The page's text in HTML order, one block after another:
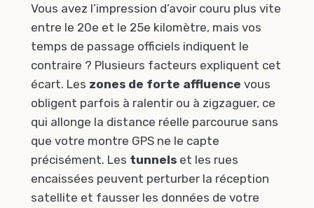
Vous avez l’impression d’avoir couru plus vite
entre le 20e et le 25e kilomètre, mais vos
temps de passage officiels indiquent le
contraire ? Plusieurs facteurs expliquent cet
écart. Les zones de forte affluence vous
obligent parfois à ralentir ou à zigzaguer, ce
qui allonge la distance réelle parcourue sans
que votre montre GPS ne le capte
précisément. Les tunnels et les rues
encaissées peuvent perturber la réception
satellite et fausser les données de votre